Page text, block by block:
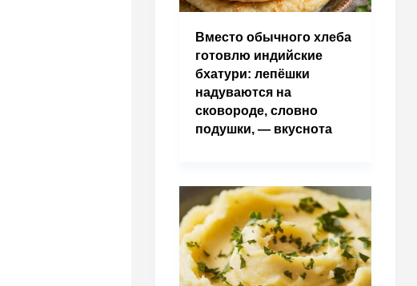
Вместо обычного хлеба
готовлю индийские
бхатури: лепёшки
надуваются на
сковороде, словно
подушки, — вкуснота